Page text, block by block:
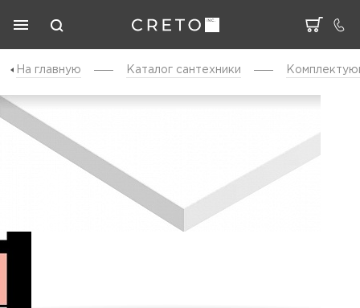
На главную Каталог cантехники